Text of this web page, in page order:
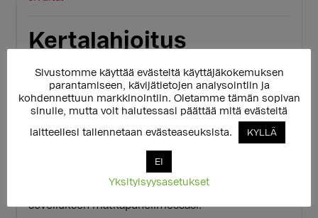
Kertalahjoitus
Voit tehdä myös kertaluontoisen lahjoituksen -
kaikki lahjoitukset auttavat sateenkaaritoimintaa!
Voit maksaa verkkopankissasi tai pankki- tai
luottokortillasi.
sovelluksen matkapuhelimessasi.
Sivustomme käyttää evästeitä käyttäjäkokemuksen
parantamiseen, kävijätietojen analysointiin ja
kohdennettuun markkinointiin. Oletamme tämän sopivan
sinulle, mutta voit halutessasi päättää mitä evästeitä
laitteellesi tallennetaan evästeaseuksista.
KYLLÄ
EI
Yksityisyysasetukset